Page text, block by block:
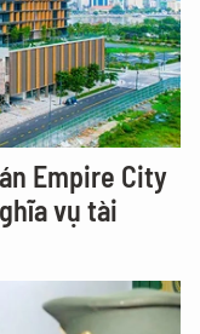
Empire City
vụ tài